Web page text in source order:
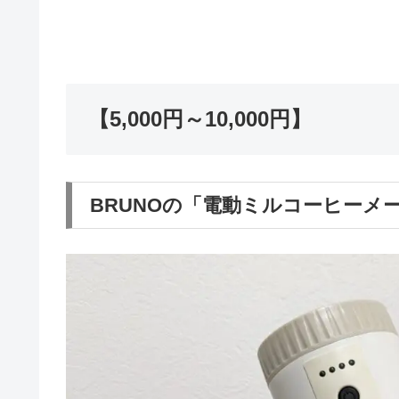
【5,000円～10,000円】
BRUNOの「電動ミルコーヒーメ